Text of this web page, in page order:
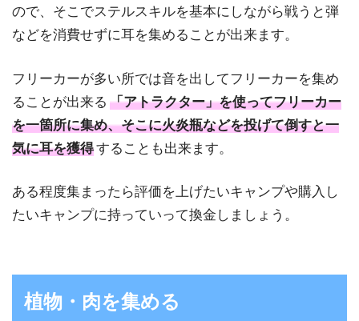
ので、そこでステルスキルを基本にしながら戦うと弾
などを消費せずに耳を集めることが出来ます。
フリーカーが多い所では音を出してフリーカーを集め
ることが出来る 「アトラクター」を使ってフリーカー
を一箇所に集め、そこに火炎瓶などを投げて倒すと一
気に耳を獲得することも出来ます。
ある程度集まったら評価を上げたいキャンプや購入し
たいキャンプに持っていって換金しましょう。
植物・肉を集める